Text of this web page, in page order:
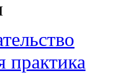
практика